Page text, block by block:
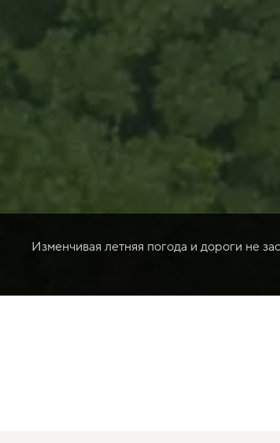
Изменчивая летняя погода и дороги не